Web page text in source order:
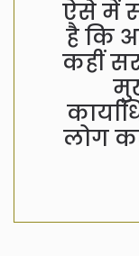
ऐसे में
है कि
कहीं
लोग